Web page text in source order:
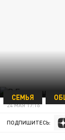
СЕМЬЯ
24 МАЯ 17:16
ПОДПИШИТЕСЬ: